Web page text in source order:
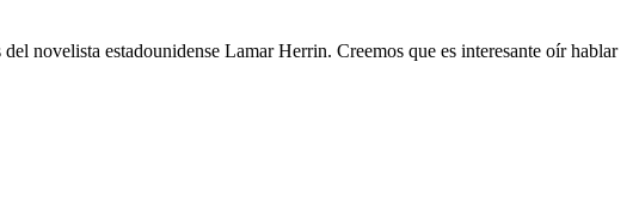
novelista estadounidense Lamar Herrin. Creemos que es interesante oír hablar